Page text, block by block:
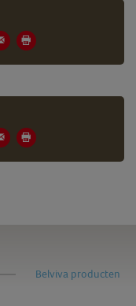
Belviva producten